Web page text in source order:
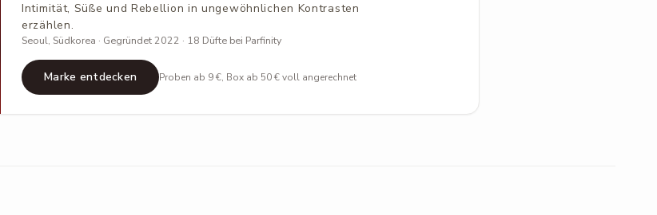
Intimität, Süße und Rebellion in ungewöhnlichen Kontrasten
erzählen.
Seoul, Südkorea · Gegründet 2022 · 18 Düfte bei Parfinity
Marke entdecken Proben ab 9 €, Box ab 50 € voll angerechnet